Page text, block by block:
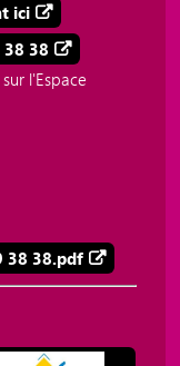
ici
38
l'Espace
38 38.pdf